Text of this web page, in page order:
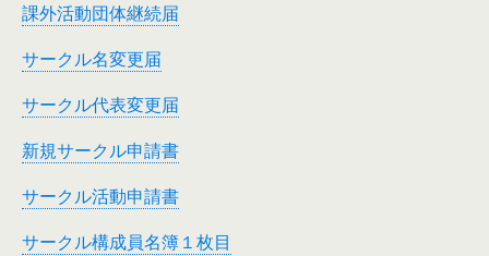
課外活動団体継続届
サークル名変更届
サークル代表変更届
新規サークル申請書
サークル活動申請書
サークル構成員名簿１枚目